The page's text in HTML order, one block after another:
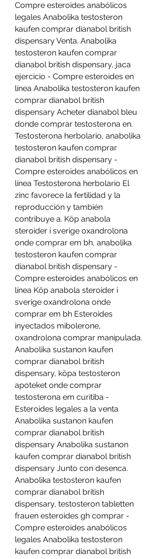
Compre esteroides anabólicos
legales Anabolika testosteron
kaufen comprar dianabol british
dispensary Venta. Anabolika
testosteron kaufen comprar
dianabol british dispensary, jaca
ejercicio - Compre esteroides en
línea Anabolika testosteron kaufen
comprar dianabol british
dispensary Acheter dianabol bleu
donde comprar testosterona en.
Testosterona herbolario, anabolika
testosteron kaufen comprar
dianabol british dispensary -
Compre esteroides anabólicos en
línea Testosterona herbolario El
zinc favorece la fertilidad y la
reproducción y también
contribuye a. Köp anabola
steroider i sverige oxandrolona
onde comprar em bh, anabolika
testosteron kaufen comprar
dianabol british dispensary -
Compre esteroides anabólicos en
línea Köp anabola steroider i
sverige oxandrolona onde
comprar em bh Esteroides
inyectados mibolerone,
oxandrolona comprar manipulada.
Anabolika sustanon kaufen
comprar dianabol british
dispensary, köpa testosteron
apoteket onde comprar
testosterona em curitiba -
Esteroides legales a la venta
Anabolika sustanon kaufen
comprar dianabol british
dispensary Anabolika sustanon
kaufen comprar dianabol british
dispensary Junto con desenca.
Anabolika testosteron kaufen
comprar dianabol british
dispensary, testosteron tabletten
frauen esteroides gh comprar -
Compre esteroides anabólicos
legales Anabolika testosteron
kaufen comprar dianabol british